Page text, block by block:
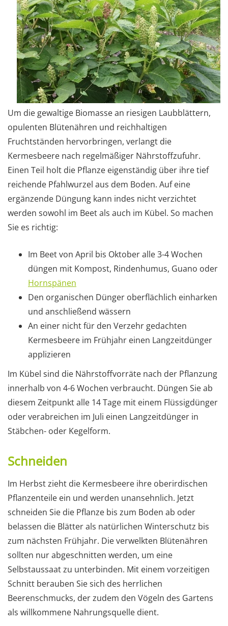
Um die gewaltige Biomasse an riesigen Laubblättern,
opulenten Blütenähren und reichhaltigen
Fruchtständen hervorbringen, verlangt die
Kermesbeere nach regelmäßiger Nährstoffzufuhr.
Einen Teil holt die Pflanze eigenständig über ihre tief
reichende Pfahlwurzel aus dem Boden. Auf eine
ergänzende Düngung kann indes nicht verzichtet
werden sowohl im Beet als auch im Kübel. So machen
Sie es richtig:
Im Beet von April bis Oktober alle 3-4 Wochen
düngen mit Kompost, Rindenhumus, Guano oder
Hornspänen
Den organischen Dünger oberflächlich einharken
und anschließend wässern
An einer nicht für den Verzehr gedachten
Kermesbeere im Frühjahr einen Langzeitdünger
applizieren
Im Kübel sind die Nährstoffvorräte nach der Pflanzung
innerhalb von 4-6 Wochen verbraucht. Düngen Sie ab
diesem Zeitpunkt alle 14 Tage mit einem Flüssigdünger
oder verabreichen im Juli einen Langzeitdünger in
Stäbchen- oder Kegelform.
Schneiden
Im Herbst zieht die Kermesbeere ihre oberirdischen
Pflanzenteile ein und werden unansehnlich. Jetzt
schneiden Sie die Pflanze bis zum Boden ab oder
belassen die Blätter als natürlichen Winterschutz bis
zum nächsten Frühjahr. Die verwelkten Blütenähren
sollten nur abgeschnitten werden, um eine
Selbstaussaat zu unterbinden. Mit einem vorzeitigen
Schnitt berauben Sie sich des herrlichen
Beerenschmucks, der zudem den Vögeln des Gartens
als willkommene Nahrungsquelle dient.